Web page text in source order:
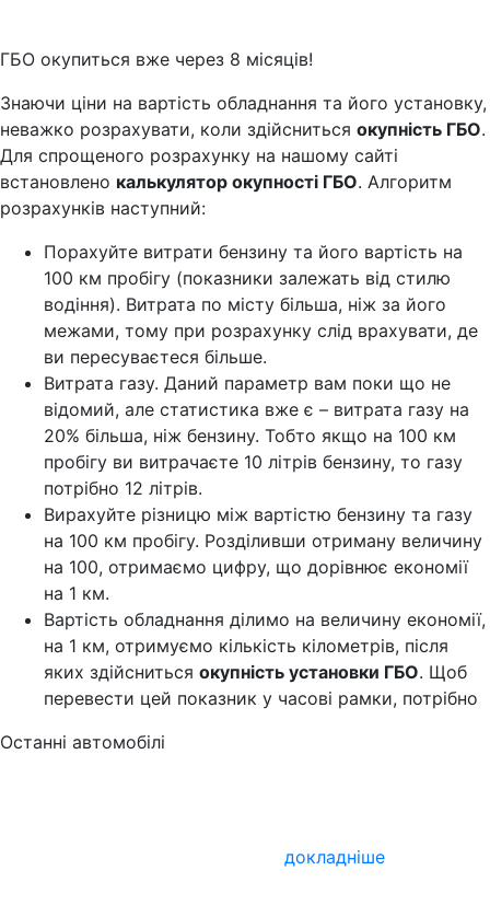
ГБО окупиться вже через 8 місяців!
Знаючи ціни на вартість обладнання та його установку,
неважко розрахувати, коли здійсниться окупність ГБО.
Для спрощеного розрахунку на нашому сайті
встановлено калькулятор окупності ГБО. Алгоритм
розрахунків наступний:
Порахуйте витрати бензину та його вартість на
100 км пробігу (показники залежать від стилю
водіння). Витрата по місту більша, ніж за його
межами, тому при розрахунку слід врахувати, де
ви пересуваєтеся більше.
Витрата газу. Даний параметр вам поки що не
відомий, але статистика вже є – витрата газу на
20% більша, ніж бензину. Тобто якщо на 100 км
пробігу ви витрачаєте 10 літрів бензину, то газу
потрібно 12 літрів.
Вирахуйте різницю між вартістю бензину та газу
на 100 км пробігу. Розділивши отриману величину
на 100, отримаємо цифру, що дорівнює економії
на 1 км.
Вартість обладнання ділимо на величину економії,
на 1 км, отримуємо кількість кілометрів, після
яких здійсниться окупність установки ГБО. Щоб
перевести цей показник у часові рамки, потрібно
Останні автомобілі
докладніше